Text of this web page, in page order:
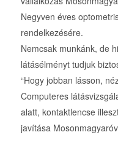
Negyven éves
rendelkezésére.
Nemcsak munkánk, de
látásélményt tudjuk
“Hogy jobban lásson,
Computeres
alatt, kontaktlencse
javítása